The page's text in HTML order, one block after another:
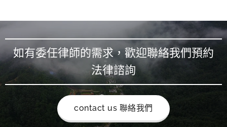
如有委任律師的需求，歡迎聯絡我們預約
法律諮詢
contact us 聯絡我們